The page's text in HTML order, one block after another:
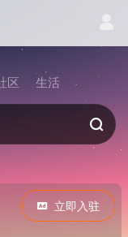
区 生活
立即入驻